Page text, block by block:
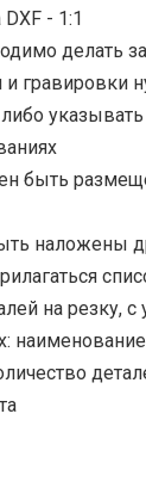
- 1:1
делать
гравировки
быть
наложены
на резку, с